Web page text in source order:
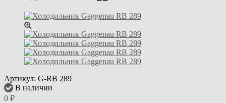
Артикул: G-RB 289
В наличии
0 ₽